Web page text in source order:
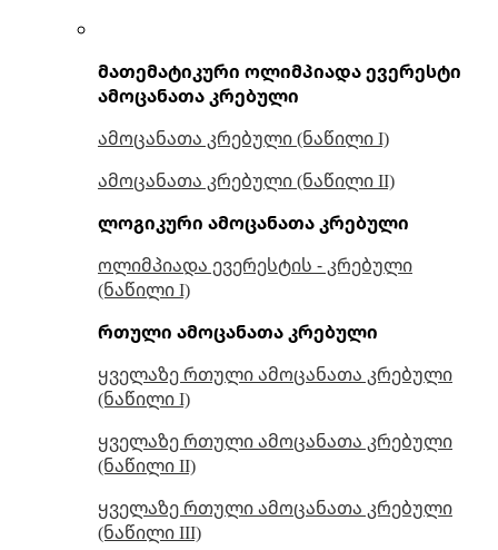
მათემატიკური ოლიმპიადა ევერესტი
ამოცანათა კრებული
ამოცანათა კრებული (ნაწილი I)
ამოცანათა კრებული (ნაწილი II)
ლოგიკური ამოცანათა კრებული
ოლიმპიადა ევერესტის - კრებული
(ნაწილი I)
რთული ამოცანათა კრებული
ყველაზე რთული ამოცანათა კრებული
(ნაწილი I)
ყველაზე რთული ამოცანათა კრებული
(ნაწილი II)
ყველაზე რთული ამოცანათა კრებული
(ნაწილი III)